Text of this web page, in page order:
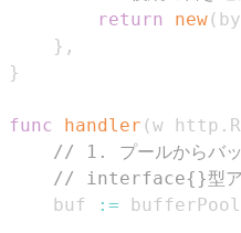
return
new(
} ,
}
func handler (w http .
// 1. プールからバッ
// interface{}型アサ
	buf
:= bufferPool